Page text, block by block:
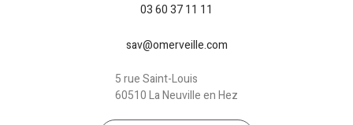
03 60 37 11 11
sav@omerveille.com
5 rue Saint-Louis
60510 La Neuville en Hez